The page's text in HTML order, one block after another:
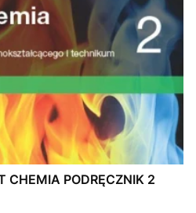
CHEMIA PODRĘCZNIK 2